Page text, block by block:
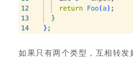
如果只有两个类型，互相转发